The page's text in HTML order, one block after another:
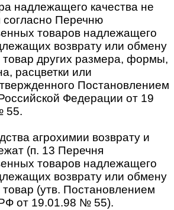
надлежащего качества не
согласно Перечню
товаров надлежащего
возврату или обмену
других размера, формы,
расцветки или
Постановлением
Федерации от 19
55.
агрохимии возврату и
(п. 13 Перечня
товаров надлежащего
возврату или обмену
(утв. Постановлением
от 19.01.98 № 55).